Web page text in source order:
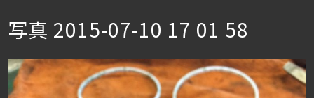
写真 2015-07-10 17 01 58